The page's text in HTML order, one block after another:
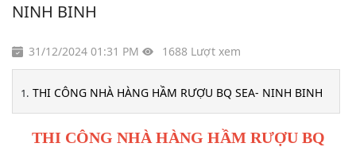
NINH BINH
31/12/2024 01:31 PM 1688 Lượt xem
THI CÔNG NHÀ HÀNG HẦM RƯỢU BQ SEA- NINH BINH
THI CÔNG NHÀ HÀNG HẦM RƯỢU BQ